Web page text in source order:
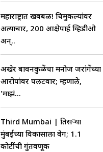
महाराष्ट्रात खबबळ! चिमुकल्यांवर
अत्याचार, 200 आक्षेपार्ह व्हिडीओ
अन्..
अखेर बावनकुळेंचा मनोज जरांगेंच्या
आरोपांवर पलटवार; म्हणाले,
'माझं...
Third Mumbai | तिसऱ्या
मुंबईच्या विकासाला वेग; 1.1
कोटींची गुंतवणूक